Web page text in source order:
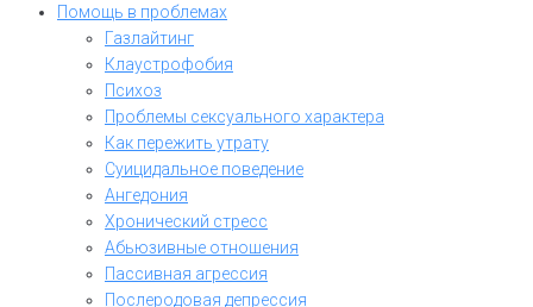
Помощь в проблемах
Газлайтинг
Клаустрофобия
Психоз
Проблемы сексуального характера
Как пережить утрату
Суицидальное поведение
Ангедония
Хронический стресс
Абьюзивные отношения
Пассивная агрессия
Послеродовая депрессия